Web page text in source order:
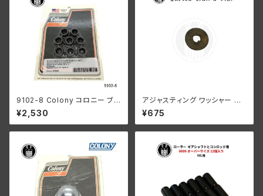
9102-8 Colony コロニー ブラ
ック オキサイド シリンダーベー
ス ナット セット ハーレーダビッ
ドソン 1978-1984年 80キュー
838-78
¥2,530
アジャスティング ワッシャー ハ
ーレーダビッドソン 全スプリン
ガーモデル パーカーライズド
¥675